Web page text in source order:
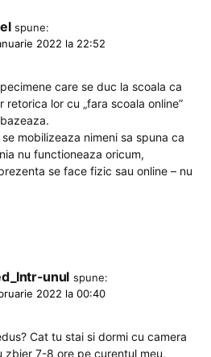
spune:
2022 la 22:52
care se duc la scoala ca
retorica lor cu „fara scoala online”
mobilizeaza nimeni sa spuna ca
nu functioneaza oricum,
se face fizic sau online – nu
unul spune:
2022 la 00:40
Cat tu stai si dormi cu camera
zbier 7-8 ore pe curentul meu,